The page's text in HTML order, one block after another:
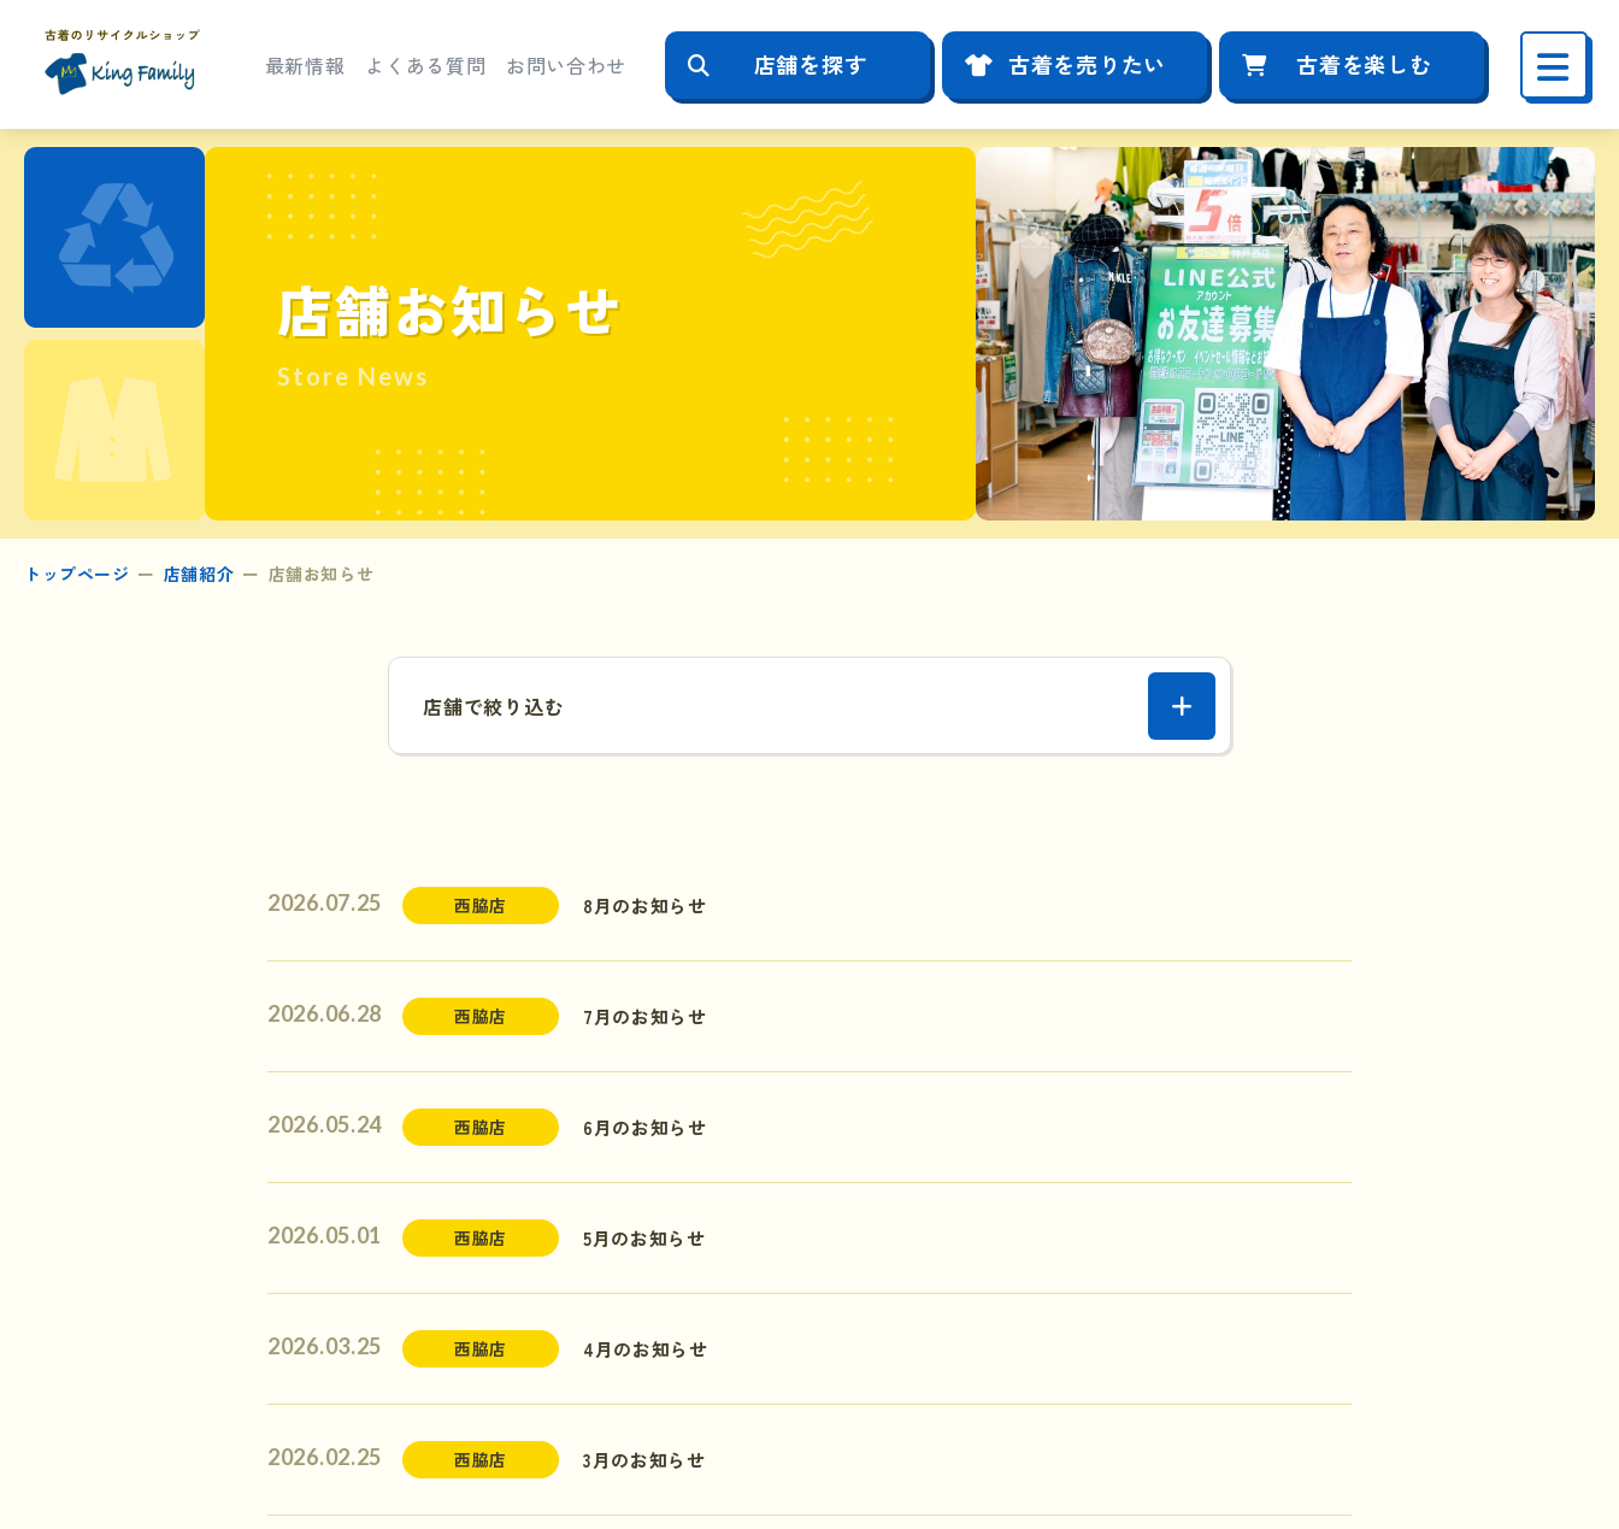
最新情報 よくある質問 お問い合わせ 店舗を探す 古着を売りたい 古着を楽しむ
店舗お知らせ
Store News
トップページ 店舗紹介 店舗お知らせ
店舗で絞り込む
2026.07.25 西脇店 8月のお知らせ
2026.06.28 西脇店 7月のお知らせ
2026.05.24 西脇店 6月のお知らせ
2026.05.01 西脇店 5月のお知らせ
2026.03.25 西脇店 4月のお知らせ
2026.02.25 西脇店 3月のお知らせ